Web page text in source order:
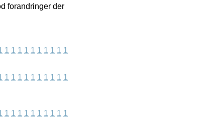
forandringer der
1 1 1 1 1 1 1 1 1 1
1 1 1 1 1 1 1 1 1 1
1 1 1 1 1 1 1 1 1 1